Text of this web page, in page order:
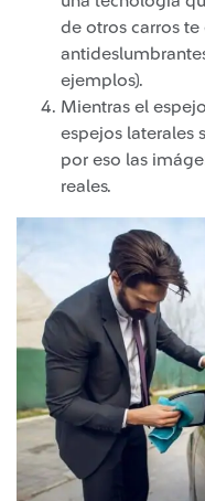
de otros carros
ejemplos).
Mientras el
espejos laterales
por eso las
reales.